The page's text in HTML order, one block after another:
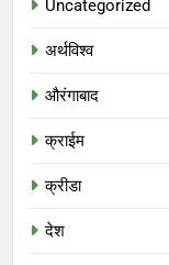
Uncategorized
अर्थविश्व
औरंगाबाद
क्राईम
क्रीडा
देश